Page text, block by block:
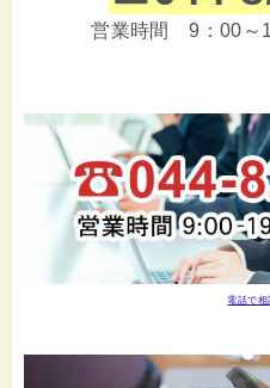
営業時間 9：00～
電話で